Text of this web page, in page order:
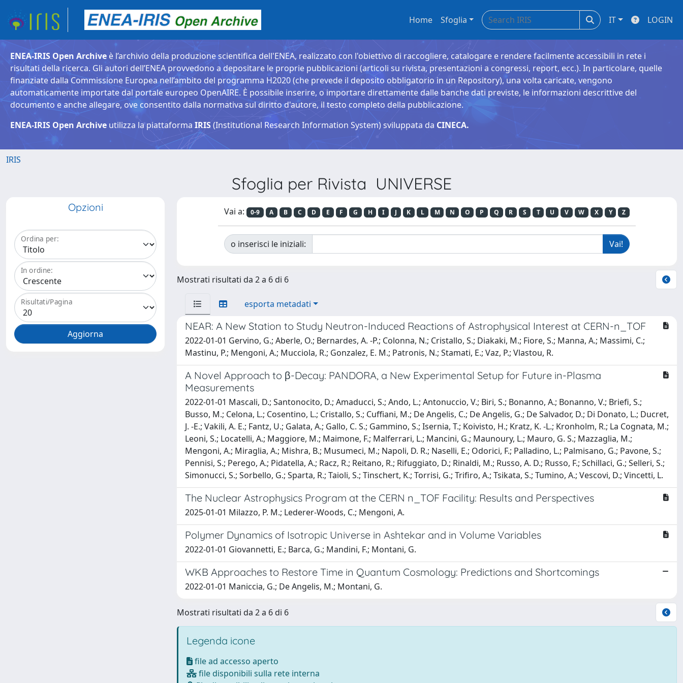
Home Sfoglia IT LOGIN
ENEA-IRIS Open Archive è l’archivio della produzione scientifica dell'ENEA, realizzato con l'obiettivo di raccogliere, catalogare e rendere facilmente accessibili in rete i
risultati della ricerca. Gli autori dell’ENEA provvedono a depositare le proprie pubblicazioni (articoli su rivista, presentazioni a congressi, report, ecc.). In particolare, quelle
finanziate dalla Commissione Europea nell’ambito del programma H2020 (che prevede il deposito obbligatorio in un Repository), una volta caricate, vengono
automaticamente importate dal portale europeo OpenAIRE. È possibile inserire, o importare direttamente dalle banche dati previste, le informazioni descrittive del
documento e anche allegare, ove consentito dalla normativa sul diritto d'autore, il testo completo della pubblicazione.
ENEA-IRIS Open Archive utilizza la piattaforma IRIS(Institutional Research Information System) sviluppata da CINECA.
IRIS
Sfoglia per Rivista UNIVERSE
Opzioni
Ordina per:
In ordine:
Risultati/Pagina
Vai a: 0-9 A B C D E F G H I J K L M N O P Q R S T U V W X Y Z
o inserisci le iniziali:
Mostrati risultati da 2 a 6 di 6
esporta metadati
NEAR: A New Station to Study Neutron-Induced Reactions of Astrophysical Interest at CERN-n_TOF
2022-01-01 Gervino, G.; Aberle, O.; Bernardes, A. -P.; Colonna, N.; Cristallo, S.; Diakaki, M.; Fiore, S.; Manna, A.; Massimi, C.;
Mastinu, P.; Mengoni, A.; Mucciola, R.; Gonzalez, E. M.; Patronis, N.; Stamati, E.; Vaz, P.; Vlastou, R.
A Novel Approach to β-Decay: PANDORA, a New Experimental Setup for Future in-Plasma
Measurements
2022-01-01 Mascali, D.; Santonocito, D.; Amaducci, S.; Ando, L.; Antonuccio, V.; Biri, S.; Bonanno, A.; Bonanno, V.; Briefi, S.;
Busso, M.; Celona, L.; Cosentino, L.; Cristallo, S.; Cuffiani, M.; De Angelis, C.; De Angelis, G.; De Salvador, D.; Di Donato, L.; Ducret,
J. -E.; Vakili, A. E.; Fantz, U.; Galata, A.; Gallo, C. S.; Gammino, S.; Isernia, T.; Koivisto, H.; Kratz, K. -L.; Kronholm, R.; La Cognata, M.;
Leoni, S.; Locatelli, A.; Maggiore, M.; Maimone, F.; Malferrari, L.; Mancini, G.; Maunoury, L.; Mauro, G. S.; Mazzaglia, M.;
Mengoni, A.; Miraglia, A.; Mishra, B.; Musumeci, M.; Napoli, D. R.; Naselli, E.; Odorici, F.; Palladino, L.; Palmisano, G.; Pavone, S.;
Pennisi, S.; Perego, A.; Pidatella, A.; Racz, R.; Reitano, R.; Rifuggiato, D.; Rinaldi, M.; Russo, A. D.; Russo, F.; Schillaci, G.; Selleri, S.;
Simonucci, S.; Sorbello, G.; Sparta, R.; Taioli, S.; Tinschert, K.; Torrisi, G.; Trifiro, A.; Tsikata, S.; Tumino, A.; Vescovi, D.; Vincetti, L.
The Nuclear Astrophysics Program at the CERN n_TOF Facility: Results and Perspectives
2025-01-01 Milazzo, P. M.; Lederer-Woods, C.; Mengoni, A.
Polymer Dynamics of Isotropic Universe in Ashtekar and in Volume Variables
2022-01-01 Giovannetti, E.; Barca, G.; Mandini, F.; Montani, G.
WKB Approaches to Restore Time in Quantum Cosmology: Predictions and Shortcomings
2022-01-01 Maniccia, G.; De Angelis, M.; Montani, G.
Mostrati risultati da 2 a 6 di 6
Legenda icone
file ad accesso aperto
file disponibili sulla rete interna